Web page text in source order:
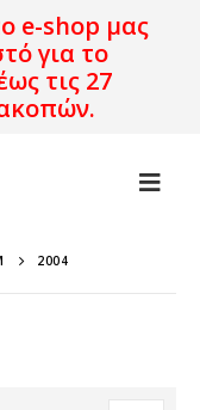
e-shop μας
για το
τις 27
2004